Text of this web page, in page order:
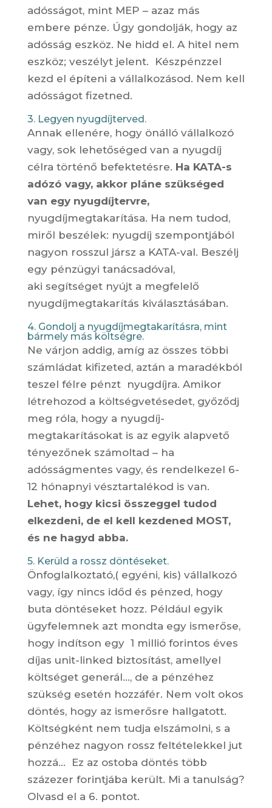
adósságot, mint MEP – azaz más
embere pénze. Úgy gondolják, hogy az
adósság eszköz. Ne hidd el. A hitel nem
eszköz; veszélyt jelent. Készpénzzel
kezd el építeni a vállalkozásod. Nem kell
adósságot fizetned.
3. Legyen nyugdíjterved.
Annak ellenére, hogy önálló vállalkozó
vagy, sok lehetőséged van a nyugdíj
célra történő befektetésre. Ha KATA-s
adózó vagy, akkor pláne szükséged
van egy nyugdíjtervre,
nyugdíjmegtakarítása. Ha nem tudod,
miről beszélek: nyugdíj szempontjából
nagyon rosszul jársz a KATA-val. Beszélj
egy pénzügyi tanácsadóval,
aki segítséget nyújt a megfelelő
nyugdíjmegtakarítás kiválasztásában.
4. Gondolj a nyugdíjmegtakarításra, mint
bármely más költségre.
Ne várjon addig, amíg az összes többi
számládat kifizeted, aztán a maradékból
teszel félre pénzt nyugdíjra. Amikor
létrehozod a költségvetésedet, győződj
meg róla, hogy a nyugdíj-
megtakarításokat is az egyik alapvető
tényezőnek számoltad – ha
adósságmentes vagy, és rendelkezel 6-
12 hónapnyi vésztartalékod is van.
Lehet, hogy kicsi összeggel tudod
elkezdeni, de el kell kezdened MOST,
és ne hagyd abba.
5. Kerüld a rossz döntéseket.
Önfoglalkoztató,( egyéni, kis) vállalkozó
vagy, így nincs időd és pénzed, hogy
buta döntéseket hozz. Például egyik
ügyfelemnek azt mondta egy ismerőse,
hogy indítson egy 1 millió forintos éves
díjas unit-linked biztosítást, amellyel
költséget generál…, de a pénzéhez
szükség esetén hozzáfér. Nem volt okos
döntés, hogy az ismerősre hallgatott.
Költségként nem tudja elszámolni, s a
pénzéhez nagyon rossz feltételekkel jut
hozzá… Ez az ostoba döntés több
százezer forintjába került. Mi a tanulság?
Olvasd el a 6. pontot.